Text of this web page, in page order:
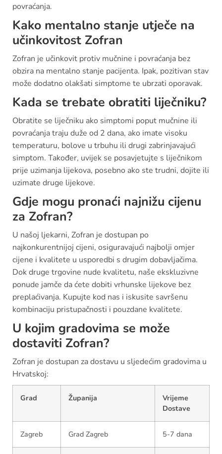
povraćanja.
Kako mentalno stanje utječe na
učinkovitost Zofran
Zofran je učinkovit protiv mučnine i povraćanja bez
obzira na mentalno stanje pacijenta. Ipak, pozitivan stav
može dodatno olakšati simptome te ubrzati oporavak.
Kada se trebate obratiti liječniku?
Obratite se liječniku ako simptomi poput mučnine ili
povraćanja traju duže od 2 dana, ako imate visoku
temperaturu, bolove u trbuhu ili drugi zabrinjavajući
simptom. Također, uvijek se posavjetujte s liječnikom
prije uzimanja lijekova, posebno ako ste trudni, dojite ili
uzimate druge lijekove.
Gdje mogu pronaći najnižu cijenu
za Zofran?
U našoj ljekarni, Zofran je dostupan po
najkonkurentnijoj cijeni, osiguravajući najbolji omjer
cijene i kvalitete u usporedbi s drugim dobavljačima.
Dok druge trgovine nude kvalitetu, naše ekskluzivne
ponude jamče da ćete dobiti vrhunske lijekove bez
preplaćivanja. Kupujte kod nas i iskusite savršenu
kombinaciju pristupačnosti i pouzdane kvalitete.
U kojim gradovima se može
dostaviti Zofran?
Zofran je dostupan za dostavu u sljedećim gradovima u
Hrvatskoj:
Grad Županija
Vrijeme
Dostave
Zagreb Grad Zagreb 5-7 dana